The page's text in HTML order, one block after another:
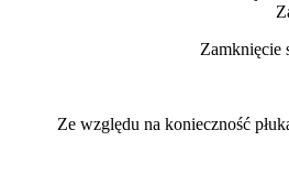
Zamknięcie
Ze względu na konieczność